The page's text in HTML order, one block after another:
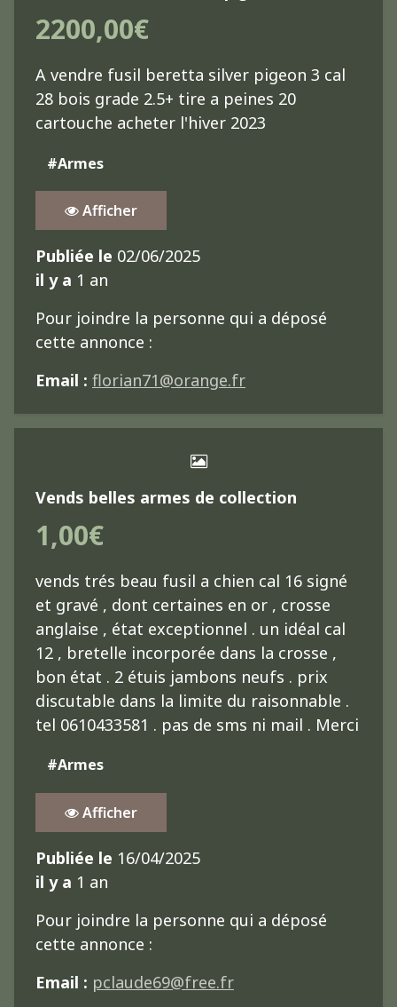
2200,00€
A vendre fusil beretta silver pigeon 3 cal
28 bois grade 2.5+ tire a peines 20
cartouche acheter l'hiver 2023
#Armes
Afficher
Publiée le 02/06/2025
il y a 1 an
Pour joindre la personne qui a déposé
cette annonce :
Email : florian71@orange.fr
Vends belles armes de collection
1,00€
vends trés beau fusil a chien cal 16 signé
et gravé , dont certaines en or , crosse
anglaise , état exceptionnel . un idéal cal
12 , bretelle incorporée dans la crosse ,
bon état . 2 étuis jambons neufs . prix
discutable dans la limite du raisonnable .
tel 0610433581 . pas de sms ni mail . Merci
#Armes
Afficher
Publiée le 16/04/2025
il y a 1 an
Pour joindre la personne qui a déposé
cette annonce :
Email : pclaude69@free.fr